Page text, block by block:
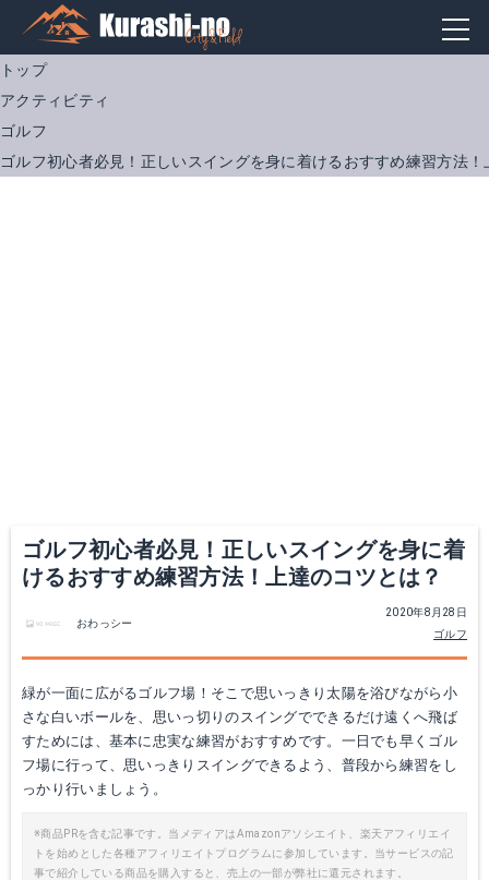
トップ
アクティビティ
ゴルフ
ゴルフ初心者必見！正しいスイングを身に着けるおすすめ練習方法
ゴルフ初心者必見！正しいスイングを身に着
けるおすすめ練習方法！上達のコツとは？
2020年8月28日
ゴルフ
おわっシー
緑が一面に広がるゴルフ場！そこで思いっきり太陽を浴びながら小
さな白いボールを、思いっ切りのスイングでできるだけ遠くへ飛ば
すためには、基本に忠実な練習がおすすめです。一日でも早くゴル
フ場に行って、思いっきりスイングできるよう、普段から練習をし
っかり行いましょう。
※商品PRを含む記事です。当メディアはAmazonアソシエイト、楽天アフィリエイ
トを始めとした各種アフィリエイトプログラムに参加しています。当サービスの記
事で紹介している商品を購入すると、売上の一部が弊社に還元されます。